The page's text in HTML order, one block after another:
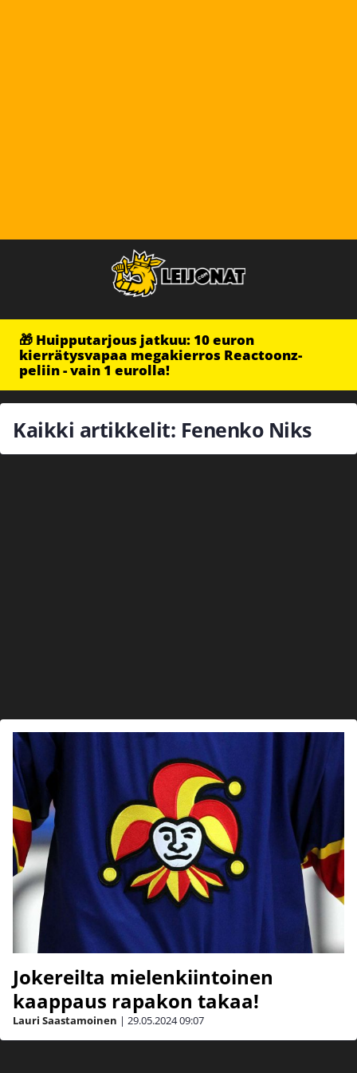
🎁 Huipputarjous jatkuu: 10 euron
kierrätysvapaa megakierros Reactoonz-
peliin - vain 1 eurolla!
Kaikki artikkelit: Fenenko Niks
Jokereilta mielenkiintoinen
kaappaus rapakon takaa!
Lauri Saastamoinen | 29.05.202409:07